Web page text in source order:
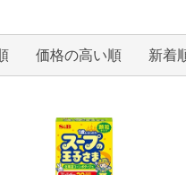
価格の高い順 新着